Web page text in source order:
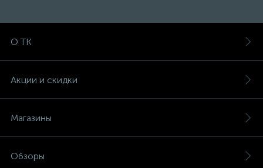
О ТК
Акции и скидки
Магазины
Обзоры